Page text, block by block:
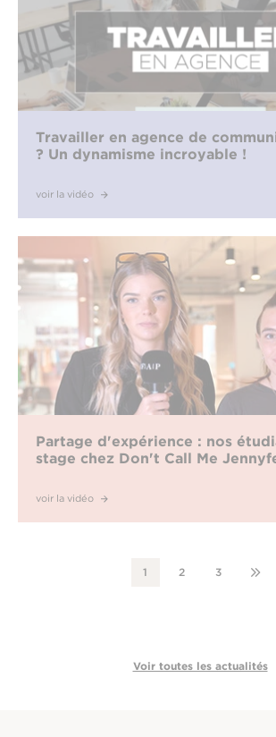
Travailler en agence de
? Un dynamisme incroyable !
voir la vidéo
Partage d'expérience : nos
stage chez Don't Call Me
voir la vidéo
1 2 3
Voir toutes les actualités